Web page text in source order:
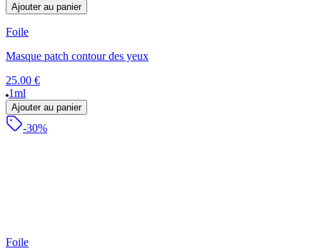
Ajouter au panier
Foile
Masque patch contour des yeux
25.00 €
1ml
Ajouter au panier
-30%
Foile